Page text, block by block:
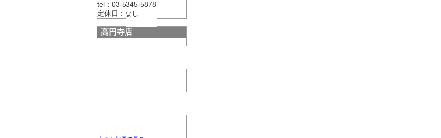
tel：03-5345-5878
定休日：なし
高円寺店